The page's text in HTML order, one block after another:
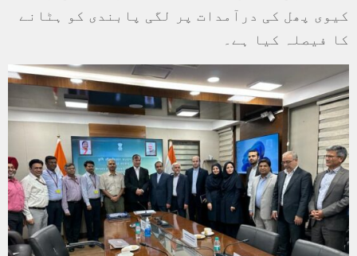
کیوی پھل کی درآمدات پر لگی پابندی کو ہٹانے
کا فیصلہ کیا ہے۔